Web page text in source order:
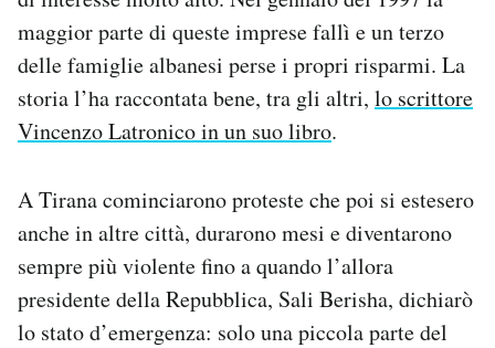
maggior parte di queste imprese fallì e un terzo
delle famiglie albanesi perse i propri risparmi. La
storia l’ha raccontata bene, tra gli altri, lo scrittore
Vincenzo Latronico in un suo libro.
A Tirana cominciarono proteste che poi si estesero
anche in altre città, durarono mesi e diventarono
sempre più violente fino a quando l’allora
presidente della Repubblica, Sali Berisha, dichiarò
lo stato d’emergenza: solo una piccola parte del